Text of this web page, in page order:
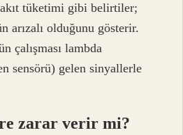
tüketimi gibi belirtiler;
arızalı olduğunu gösterir.
çalışması lambda
sensörü) gelen sinyallerle
zarar verir mi?